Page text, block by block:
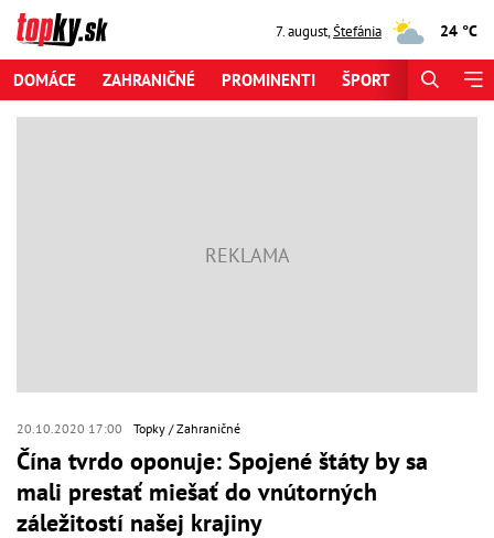
7. august,Štefánia 24 °C
DOMÁCE ZAHRANIČNÉ PROMINENTI ŠPORT
20.10.2020 17:00 Topky Zahraničné
Čína tvrdo oponuje: Spojené štáty by sa
mali prestať miešať do vnútorných
záležitostí našej krajiny